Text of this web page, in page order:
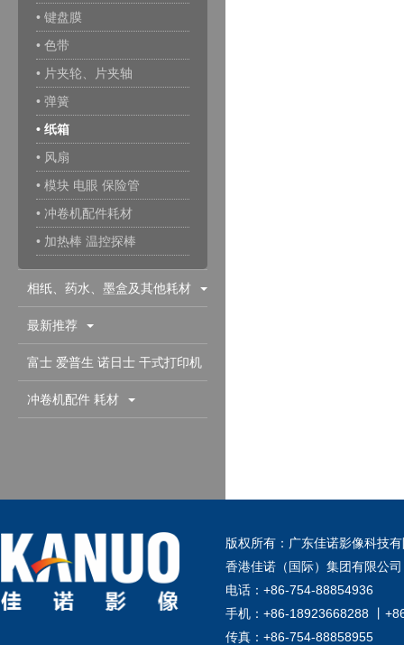
• 键盘膜
• 色带
• 片夹轮、片夹轴
• 弹簧
• 纸箱
• 风扇
• 模块 电眼 保险管
• 冲卷机配件耗材
• 加热棒 温控探棒
相纸、药水、墨盒及其他耗材
最新推荐
富士 爱普生 诺日士 干式打印机
配件耗材
冲卷机配件 耗材
版权所有：广东佳诺影像科技
香港佳诺（国际）集团有限公
电话：+86-754-88854936
手机：+86-18923668288 丨
传真：+86-754-88858955